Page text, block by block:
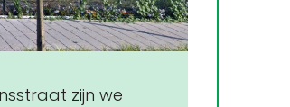
zijn we